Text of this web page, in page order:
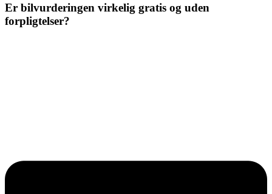
Er bilvurderingen virkelig gratis og uden
forpligtelser?